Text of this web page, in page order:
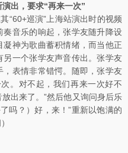
出，要求“再来一次”
“60+巡演”上海站演出时的视频
音乐的响起，张学友随升降设
神为歌曲蓄积情绪，而当他正
一个张学友声音传出。张学友
表情非常错愕。随即，张学友
。对不起，我们再来一次好不
出来了。”然后他又询问身后乐
吗？）好，来！”重新以饱满的